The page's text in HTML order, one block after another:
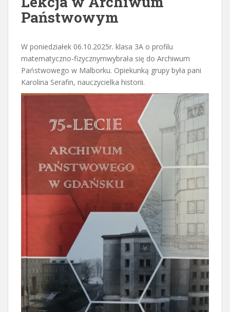
Państwowym
W poniedziałek 06.10.2025r. klasa 3A o profilu
matematyczno-fizycznymwybrała się do Archiwum
Państwowego w Malborku. Opiekunką grupy była pani
Karolina Serafin, nauczycielka historii.